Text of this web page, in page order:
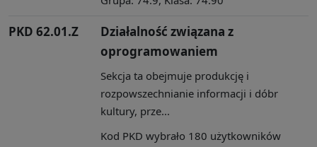
PKD 62.01.Z
Działalność związana z
oprogramowaniem
Sekcja ta obejmuje produkcję i
rozpowszechnianie informacji i dóbr
kultury, prze...
Kod PKD wybrało 180 użytkowników